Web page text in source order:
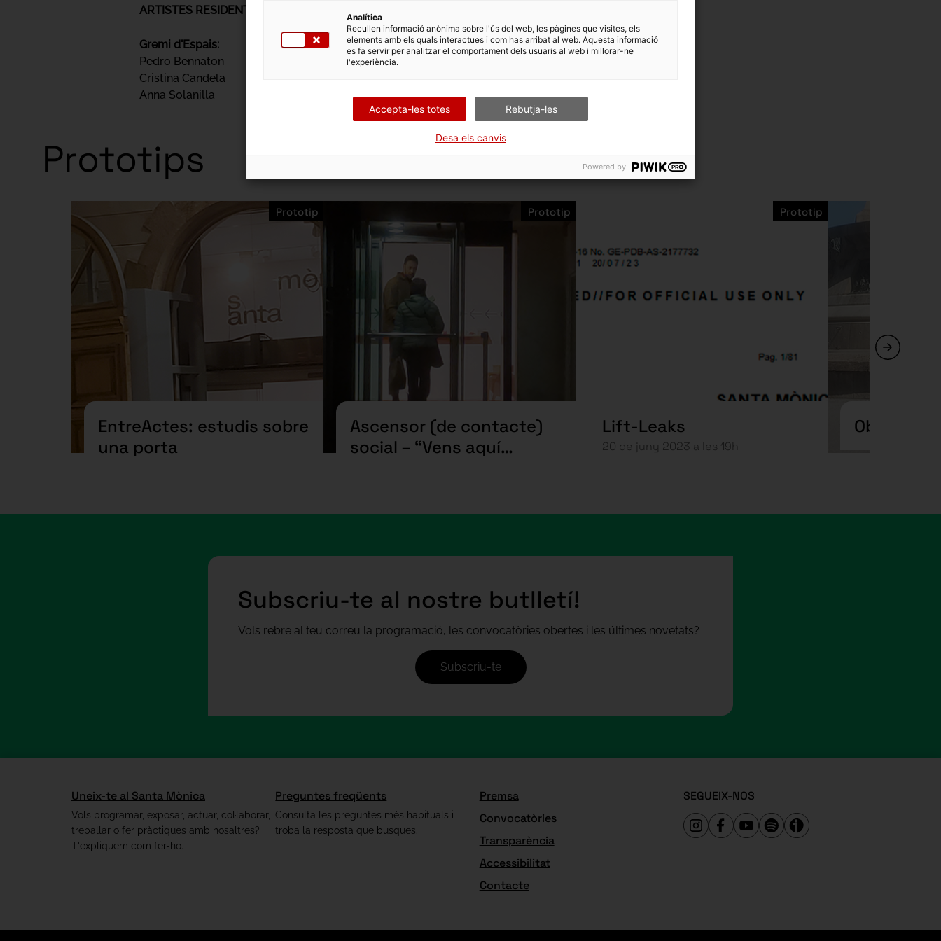
ARTISTES RESIDENTS 2023/2024
Gremi d'Espais:
Pedro Bennaton
Cristina Candela
Anna Solanilla
Prototips
EntreActes: estudis sobre
una porta
Prototip
Ascensor (de contacte)
social – “Vens aquí
Prototip
Lift-Leaks
20 de juny 2023 a les 19h
Prototip
Subscriu-te al nostre butlletí!
Vols rebre al teu correu la programació, les convocatòries obertes i les últimes novetats?
Subscriu-te
Uneix-te al Santa Mònica
Vols programar, exposar, actuar, col·laborar,
treballar o fer pràctiques amb nosaltres?
T'expliquem com fer-ho.
Preguntes freqüents
Consulta les preguntes més habituals i
troba la resposta que busques.
Premsa
Convocatòries
Transparència
Accessibilitat
Contacte
SEGUEIX-NOS
Analítica
Recullen informació anònima sobre l'ús del web, les pàgines que visites, els
elements amb els quals interactues i com has arribat al web. Aquesta informació
es fa servir per analitzar el comportament dels usuaris al web i millorar-ne
l'experiència.
Accepta-les totes Rebutja-les
Desa els canvis
Powered by